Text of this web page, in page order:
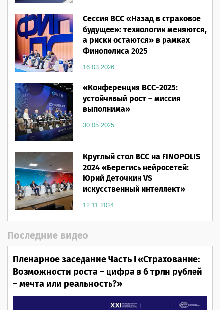
Сессия ВСС «Назад в страховое
будущее»: технологии меняются,
а риски остаются» в рамках
Финополиса 2025
16.03.2026
«Конференция ВСС-2025:
устойчивый рост – миссия
выполнима»
30.05.2025
Круглый стол ВСС на FINOPOLIS
2024 «Берегись нейросетей:
Юрий Деточкин VS
искусственный интеллект»
12.11.2024
Последние видео
Пленарное заседание Часть I «Страхование:
Возможности роста – цифра в 6 трлн рублей
– мечта или реальность?»